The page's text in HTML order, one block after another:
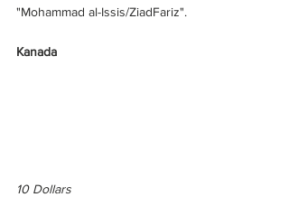
"Mohammad al-Issis/ZiadFariz".
Kanada
10 Dollars